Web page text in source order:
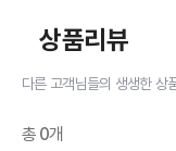
상품리뷰
다른 고객님들의 생생한 상
총 0개